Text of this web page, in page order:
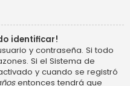
identificar!
y contraseña. Si todo
Si el Sistema de
y cuando se registró
entonces tendrá que